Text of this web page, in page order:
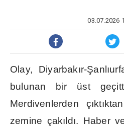
03.07.2026
Olay, Diyarbakır-Şanl ı
bulunan bir üst
Merdivenlerden çıktı
zemine çakı ldı. Haber